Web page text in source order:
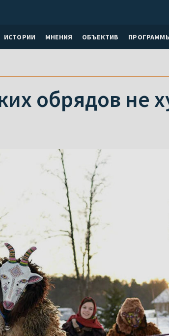
ИСТОРИИ МНЕНИЯ ОБЪЕКТИВ
обрядов не